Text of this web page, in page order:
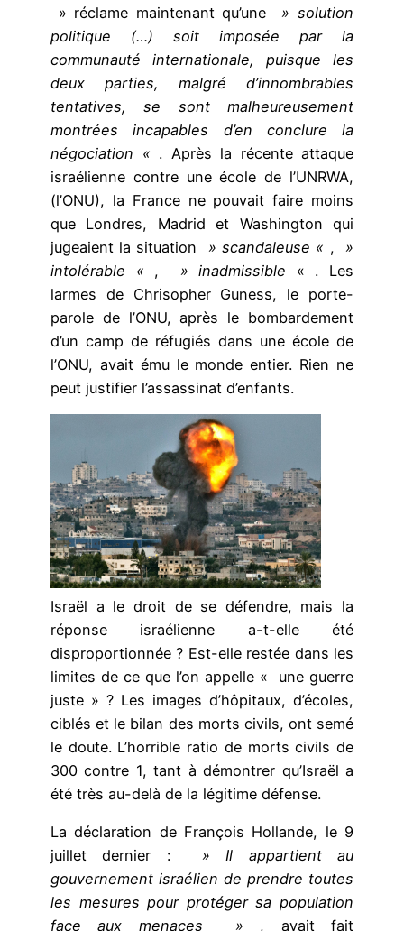
» réclame maintenant qu’une
» solution
politique (…) soit imposée par la
communauté internationale, puisque les
deux parties, malgré d’innombrables
tentatives, se sont malheureusement
montrées incapables d’en conclure la
négociation « . Après la récente attaque
israélienne contre une école de l’UNRWA,
(l’ONU), la France ne pouvait faire moins
que Londres, Madrid et Washington qui
jugeaient la situation
» scandaleuse « ,
»
intolérable « , » inadmissible « . Les
larmes de Chrisopher Guness, le porte-
parole de l’ONU, après le bombardement
d’un camp de réfugiés dans une école de
l’ONU, avait ému le monde entier. Rien ne
peut justifier l’assassinat d’enfants.
Israël a le droit de se défendre, mais la
réponse israélienne a-t-elle été
disproportionnée ? Est-elle restée dans les
limites de ce que l’on appelle « une guerre
juste » ? Les images d’hôpitaux, d’écoles,
ciblés et le bilan des morts civils, ont semé
le doute. L’horrible ratio de morts civils de
300 contre 1, tant à démontrer qu’Israël a
été très au-delà de la légitime défense.
La déclaration de François Hollande, le 9
juillet dernier :
» Il appartient au
gouvernement israélien de prendre toutes
les mesures pour protéger sa population
face aux menaces » , avait fait